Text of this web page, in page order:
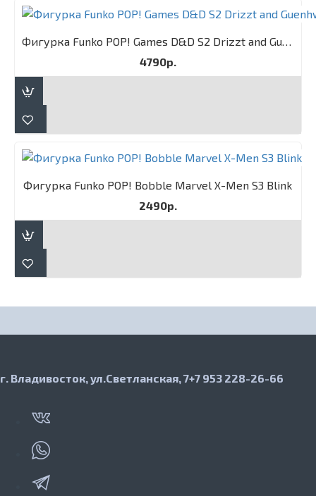
Фигурка Funko POP! Games D&D S2 Drizzt and Guenhwyvar 2PK
4790р.
Фигурка Funko POP! Bobble Marvel X-Men S3 Blink
2490р.
г. Владивосток, ул.Светланская, 7+7 953 228-26-66